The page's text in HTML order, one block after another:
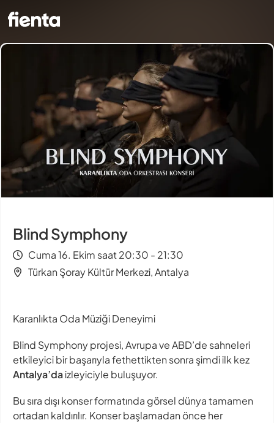
Blind Symphony
Cuma 16. Ekim saat 20:30 - 21:30
Türkan Şoray Kültür Merkezi, Antalya
Karanlıkta Oda Müziği Deneyimi
Blind Symphony projesi, Avrupa ve ABD’de sahneleri
etkileyici bir başarıyla fethettikten sonra şimdi ilk kez
Antalya’daizleyiciyle buluşuyor.
Bu sıra dışı konser formatında görsel dünya tamamen
ortadan kaldırılır. Konser başlamadan önce her